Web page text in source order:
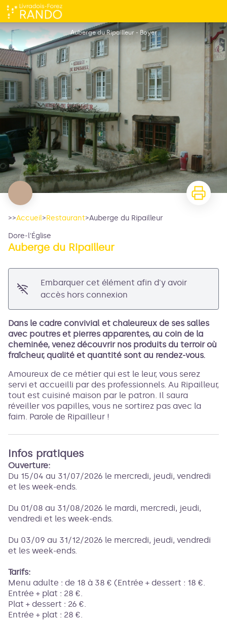
Auberge du Ripailleur - Boyer
Voir l'image en plein écran
>>Accueil>Restaurant>Auberge du Ripailleur
Dore-l'Église
Auberge du Ripailleur
Embarquer cet élément afin d'y avoir
accès hors connexion
Dans le cadre convivial et chaleureux de ses salles
avec poutres et pierres apparentes, au coin de la
cheminée, venez découvrir nos produits du terroir où
fraîcheur, qualité et quantité sont au rendez-vous.
Amoureux de ce métier qui est le leur, vous serez
servi et accueilli par des professionnels. Au Ripailleur,
tout est cuisiné maison par le patron. Il saura
réveiller vos papilles, vous ne sortirez pas avec la
faim. Parole de Ripailleur !
Infos pratiques
Ouverture:
Du 15/04 au 31/07/2026 le mercredi, jeudi, vendredi
et les week-ends.
Du 01/08 au 31/08/2026 le mardi, mercredi, jeudi,
vendredi et les week-ends.
Du 03/09 au 31/12/2026 le mercredi, jeudi, vendredi
et les week-ends.
Tarifs:
Menu adulte : de 18 à 38 € (Entrée + dessert : 18 €.
Entrée + plat : 28 €.
Plat + dessert : 26 €.
Entrée + plat : 28 €.